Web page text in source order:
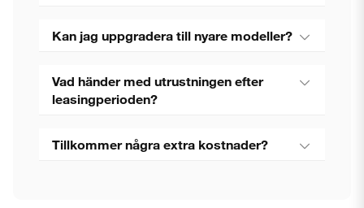
Kan jag uppgradera till nyare modeller?
Vad händer med utrustningen efter
leasingperioden?
Tillkommer några extra kostnader?